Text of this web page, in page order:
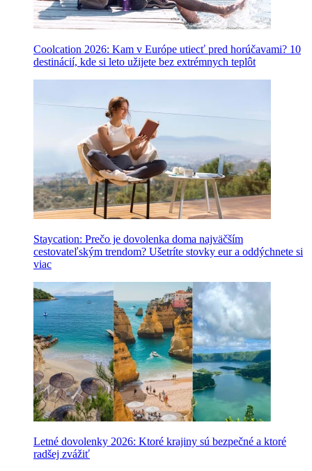
Coolcation 2026: Kam v Európe utiecť pred horúčavami? 10
destinácií, kde si leto užijete bez extrémnych teplôt
Staycation: Prečo je dovolenka doma najväčším
cestovateľským trendom? Ušetríte stovky eur a oddýchnete si
viac
Letné dovolenky 2026: Ktoré krajiny sú bezpečné a ktoré
radšej zvážiť